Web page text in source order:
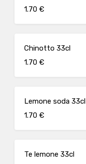
1.70 €
Chinotto 33cl
1.70 €
Lemone soda 33cl
1.70 €
Te lemone 33cl